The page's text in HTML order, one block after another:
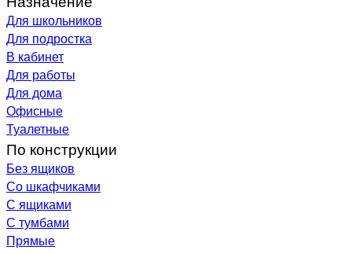
Для школьников
Для подростка
В кабинет
Для работы
Для дома
Офисные
Туалетные
По конструкции
Без ящиков
Со шкафчиками
С ящиками
С тумбами
Прямые